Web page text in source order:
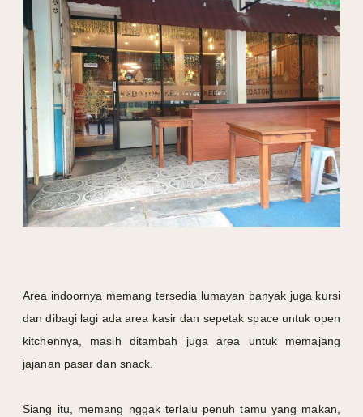
Area indoornya memang tersedia lumayan banyak juga kursi
dan dibagi lagi ada area kasir dan sepetak space untuk open
kitchennya, masih ditambah juga area untuk memajang
jajanan pasar dan snack.
Siang itu, memang nggak terlalu penuh tamu yang makan,